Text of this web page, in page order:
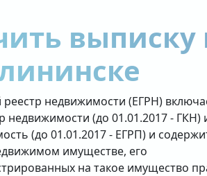
выписку
недвижимости (ЕГРН)
недвижимости (до 01.01.2017 - ГКН)
(до 01.01.2017 - ЕГРП) и
имуществе, его
на такое имущество